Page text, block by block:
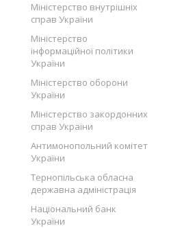
Міністерство внутрішніх
справ України
Міністерство
інформаційної політики
України
Міністерство оборони
України
Міністерство закордонних
справ України
Антимонопольний комітет
України
Тернопільська обласна
державна адміністрація
Національний банк
України